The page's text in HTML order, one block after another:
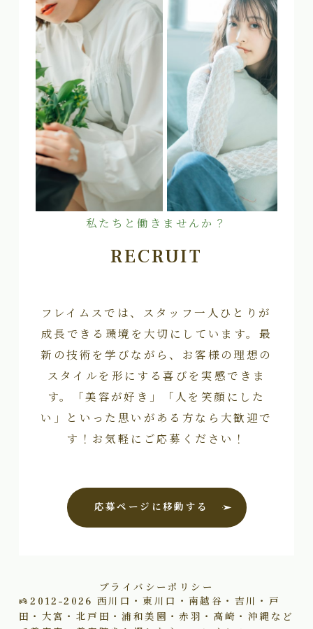
私たちと働きませんか？
RECRUIT
フレイムスでは、スタッフ一人ひとりが
成長できる環境を大切にしています。最
新の技術を学びながら、お客様の理想の
スタイルを形にする喜びを実感できま
す。「美容が好き」「人を笑顔にした
い」といった思いがある方なら大歓迎で
す！お気軽にご応募ください！
応募ページに移動する
プライバシーポリシー
2012–2026 西川口・東川口・南越谷・吉川・戸
田・大宮・北戸田・浦和美園・赤羽・高崎・沖縄など